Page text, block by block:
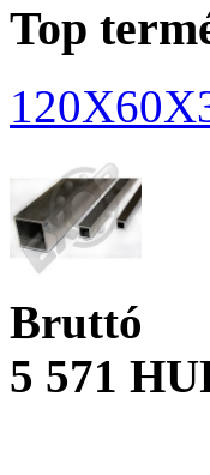
Top
Bruttó
5 571